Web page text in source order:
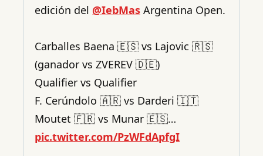
edición del @IebMas Argentina Open.
Carballes Baena 🇪🇸 vs Lajovic 🇷🇸
(ganador vs ZVEREV 🇩🇪)
Qualifier vs Qualifier
F. Cerúndolo 🇦🇷 vs Darderi 🇮🇹
Moutet 🇫🇷 vs Munar 🇪🇸…
pic.twitter.com/PzWFdApfgI